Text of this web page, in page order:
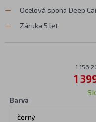
Ocelová spona Deep
Záruka 5 let
1
1
Barva
černý